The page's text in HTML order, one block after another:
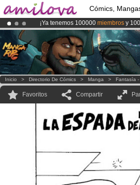
Cómics,
¡Ya tenemos 100000 miembros y
¡El Kickstarter Amilova está
¡Conviertete en Premium por3.95
Inicio > Directorio De Cómics > Manga > Fantasía -
Favoritos Compartir